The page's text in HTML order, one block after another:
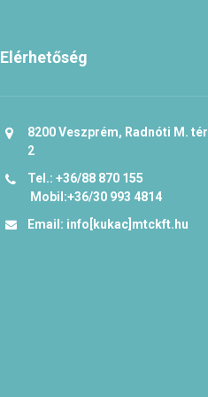
Elérhetőség
8200 Veszprém, Radnóti M. tér
2
Tel.: +36/88 870 155
Mobil:+36/30 993 4814
Email: info[kukac]mtckft.hu